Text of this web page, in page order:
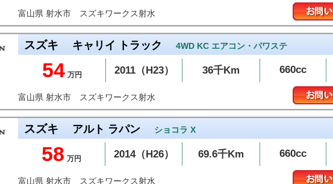
富山県 射水市 スズキワークス射水
スズキ キャリイ トラック 4WD KC エアコン・パワステ
54 万円 2011（H23） 36千Km 660cc
富山県 射水市 スズキワークス射水
スズキ アルト ラパン ショコラ X
58 万円 2014（H26） 69.6千Km 660cc
富山県 射水市 スズキワークス射水